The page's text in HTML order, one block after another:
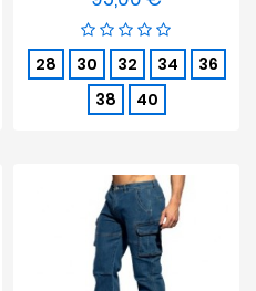
28 30 32 34
36
38
40